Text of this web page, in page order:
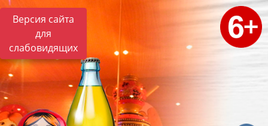
Версия сайта
для
слабовидящих